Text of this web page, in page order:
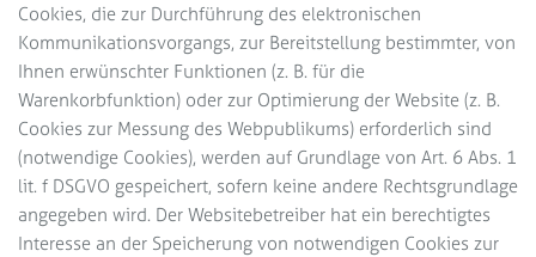
Cookies, die zur Durchführung des elektronischen
Kommunikationsvorgangs, zur Bereitstellung bestimmter, von
Ihnen erwünschter Funktionen (z. B. für die
Warenkorbfunktion) oder zur Optimierung der Website (z. B.
Cookies zur Messung des Webpublikums) erforderlich sind
(notwendige Cookies), werden auf Grundlage von Art. 6 Abs. 1
lit. f DSGVO gespeichert, sofern keine andere Rechtsgrundlage
angegeben wird. Der Websitebetreiber hat ein berechtigtes
Interesse an der Speicherung von notwendigen Cookies zur